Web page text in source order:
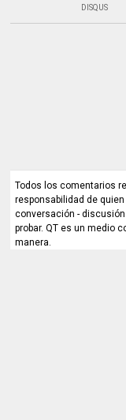
DISQUS
Todos los comentarios
responsabilidad de
conversación -
probar. QT es un medio
manera.